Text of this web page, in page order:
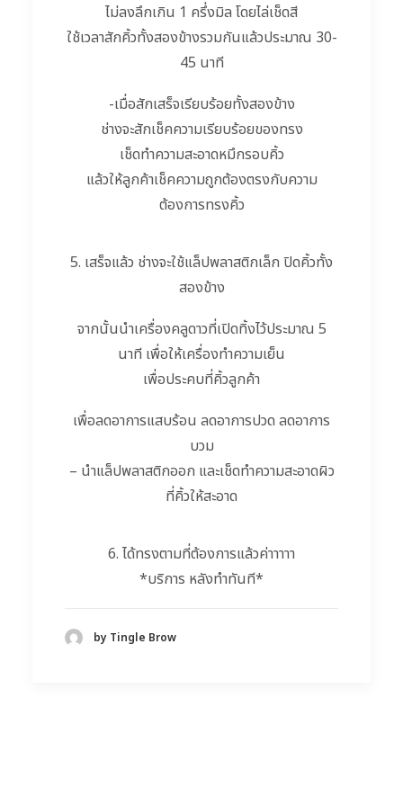
ไม่ลงลึกเกิน 1 ครึ่งมิล โดยไล่เช็ดสี
ใช้เวลาสักคิ้วทั้งสองข้างรวมกันแล้วประมาณ 30-
45 นาที
-เมื่อสักเสร็จเรียบร้อยทั้งสองข้าง
ช่างจะสักเช็คความเรียบร้อยของทรง
เช็ดทำความสะอาดหมึกรอบคิ้ว
แล้วให้ลูกค้าเช็คความถูกต้องตรงกับความ
ต้องการทรงคิ้ว
5. เสร็จแล้ว ช่างจะใช้แล็ปพลาสติกเล็ก ปิดคิ้วทั้ง
สองข้าง
จากนั้นนำเครื่องคลูดาวที่เปิดทิ้งไว้ประมาณ 5
นาที เพื่อให้เครื่องทำความเย็น
เพื่อประคบที่คิ้วลูกค้า
เพื่อลดอาการแสบร้อน ลดอาการปวด ลดอาการ
บวม
– นำแล็ปพลาสติกออก และเช็ดทำความสะอาดผิว
ที่คิ้วให้สะอาด
6. ได้ทรงตามที่ต้องการแล้วค่าาาาา
*บริการ หลังทำทันที*
by Tingle Brow